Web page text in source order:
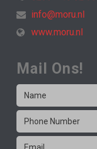
info@moru.nl
www.moru.nl
Mail Ons!